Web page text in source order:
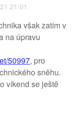
21:01
však zatím v
na úpravu
50997, pro
sněhu.
víkend se ještě